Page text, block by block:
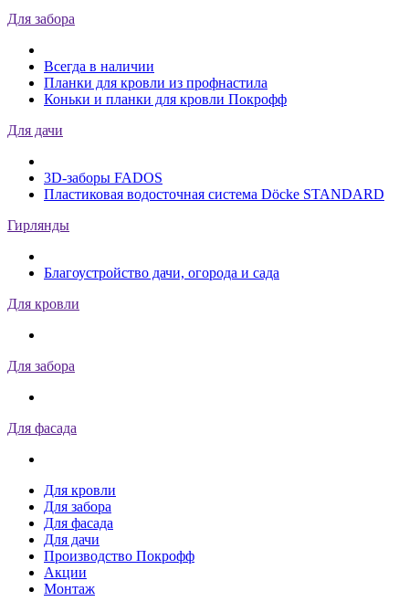
Для забора
Всегда в наличии
Планки для кровли из профнастила
Коньки и планки для кровли Покрофф
Для дачи
3D-заборы FADOS
Пластиковая водосточная система Döcke STANDARD
Гирлянды
Благоустройство дачи, огорода и сада
Для кровли
Для забора
Для фасада
Для кровли
Для забора
Для фасада
Для дачи
Производство Покрофф
Акции
Монтаж